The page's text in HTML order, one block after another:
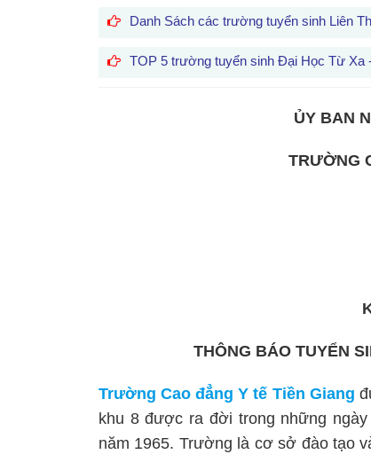
Danh Sách các trường tuyển sinh Liên
TOP 5 trường tuyển sinh Đại Học Từ Xa
ỦY BAN
TRƯỜNG
THÔNG BÁO TUYỂN
Trường Cao đẳng Y tế Tiền Giang
khu 8 được ra đời trong những
năm 1965. Trường là cơ sở đào tạo